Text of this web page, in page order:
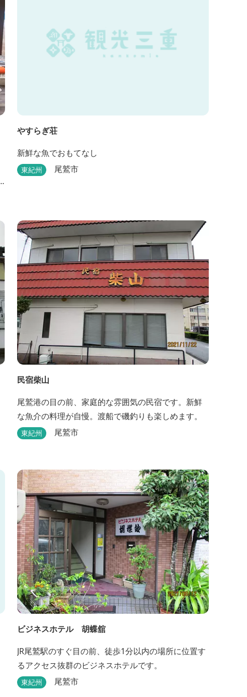
やすらぎ荘
新鮮な魚でおもてなし
東紀州 尾鷲市
民宿柴山
尾鷲港の目の前、家庭的な雰囲気の民宿です。新鮮
な魚介の料理が自慢。渡船で磯釣りも楽しめます。
東紀州 尾鷲市
ビジネスホテル 胡蝶舘
JR尾鷲駅のすぐ目の前、徒歩1分以内の場所に位置す
るアクセス抜群のビジネスホテルです。
東紀州 尾鷲市